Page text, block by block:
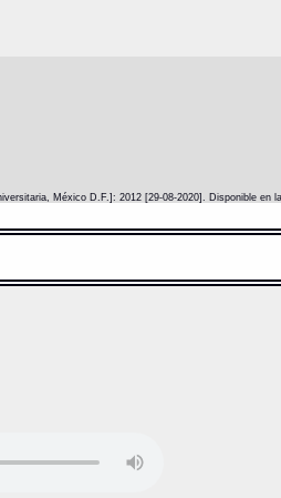
México D.F.]: 2012 [29-08-2020]. Disponible en